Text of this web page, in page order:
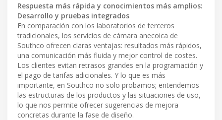
Respuesta más rápida y conocimientos más amplios:
Desarrollo y pruebas integrados
En comparación con los laboratorios de terceros
tradicionales, los servicios de cámara anecoica de
Southco ofrecen claras ventajas: resultados más rápidos,
una comunicación más fluida y mejor control de costes.
Los clientes evitan retrasos grandes en la programación y
el pago de tarifas adicionales. Y lo que es más
importante, en Southco no solo probamos; entendemos
las estructuras de los productos y las situaciones de uso,
lo que nos permite ofrecer sugerencias de mejora
concretas durante la fase de diseño.